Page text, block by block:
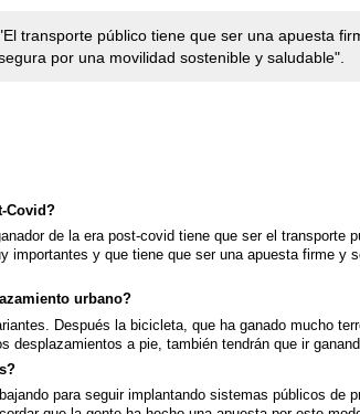
transporte público tiene que ser una apuesta
por una movilidad sostenible y saludable".
Covid?
de la era post-covid tiene que ser el transporte
importantes y que tiene que ser una apuesta firme y
urbano?
Después la bicicleta, que ha ganado mucho
desplazamientos a pie, también tendrán que ir
para seguir implantando sistemas públicos de